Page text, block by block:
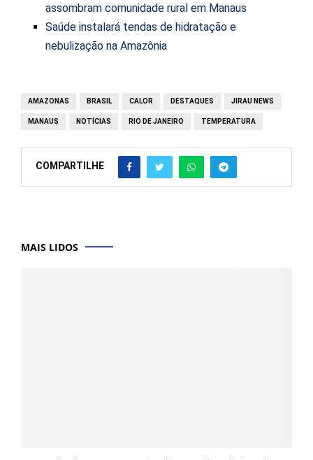
assombram comunidade rural em Manaus
Saúde instalará tendas de hidratação e
nebulização na Amazônia
AMAZONAS BRASIL CALOR DESTAQUES JIRAU NEWS
MANAUS NOTÍCIAS RIO DE JANEIRO TEMPERATURA
COMPARTILHE
MAIS LIDOS